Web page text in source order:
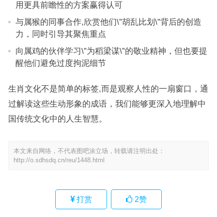
用更具前瞻性的方案赢得认可
与属猴的同事合作,欣赏他们\”胡乱比划\”背后的创造
力，同时引导其聚焦重点
向属鸡的伙伴学习\”为稻梁谋\”的敬业精神，但也要提
醒他们避免过度拘泥细节
生肖文化不是简单的标签,而是观察人性的一扇窗口，通
过解读这些生动形象的成语，我们能够更深入地理解中
国传统文化中的人生智慧。
本文来自网络，不代表图吧涂立场，转载请注明出处：
http://o.sdhsdq.cn/reu/1448.html
打赏 2赞